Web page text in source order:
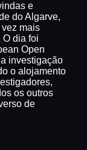
e
do Algarve,
mais
O dia foi
Open
investigação
o alojamento
os outros
de